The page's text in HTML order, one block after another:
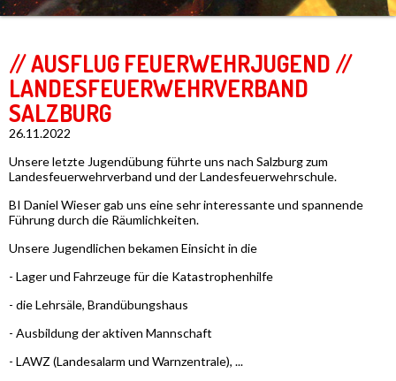
// AUSFLUG FEUERWEHRJUGEND //
LANDESFEUERWEHRVERBAND
SALZBURG
26.11.2022
Unsere letzte Jugendübung führte uns nach Salzburg zum
Landesfeuerwehrverband und der Landesfeuerwehrschule.
BI Daniel Wieser gab uns eine sehr interessante und spannende
Führung durch die Räumlichkeiten.
Unsere Jugendlichen bekamen Einsicht in die
- Lager und Fahrzeuge für die Katastrophenhilfe
- die Lehrsäle, Brandübungshaus
- Ausbildung der aktiven Mannschaft
- LAWZ (Landesalarm und Warnzentrale), ...